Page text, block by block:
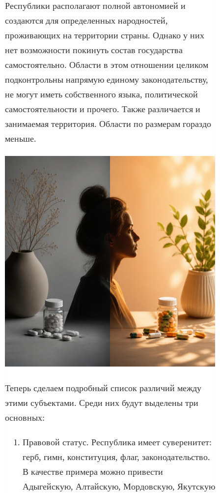
Республики располагают полной автономией и
создаются для определенных народностей,
проживающих на территории страны. Однако у них
нет возможности покинуть состав государства
самостоятельно. Области в этом отношении целиком
подконтрольны напрямую единому законодательству,
не могут иметь собственного языка, политической
самостоятельности и прочего. Также различается и
занимаемая территория. Области по размерам гораздо
меньше.
Теперь сделаем подробный список различий между
этими субъектами. Среди них будут выделены три
основных:
Правовой статус. Республика имеет суверенитет:
герб, гимн, конституция, флаг, законодательство.
В качестве примера можно привести
Адыгейскую, Алтайскую, Мордовскую, Якутскую